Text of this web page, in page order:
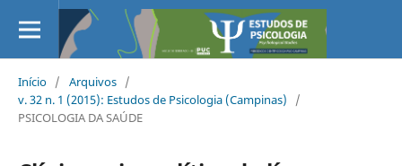
Início / Arquivos /
v. 32 n. 1 (2015): Estudos de Psicologia (Campinas)
/
PSICOLOGIA DA SAÚDE